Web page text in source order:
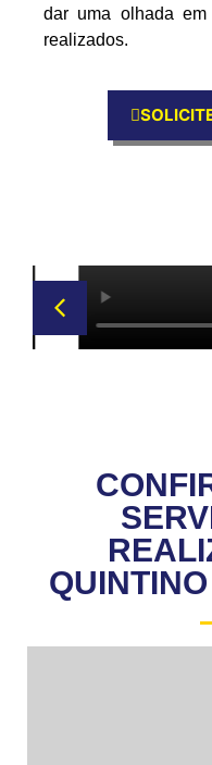
dar uma olhada
realizados.